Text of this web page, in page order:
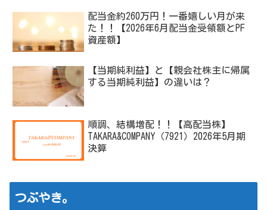
配当金約260万円！一番嬉しい月が来
た！！【2026年6月配当金受領額とPF
資産額】
【当期純利益】と【親会社株主に帰属
する当期純利益】の違いは？
順調、結構増配！！【高配当株】
TAKARA&COMPANY（7921）2026年5月期
決算
つぶやき。